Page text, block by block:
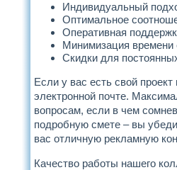
Индивидуальный
Оптимальное
Оперативная
Минимизация времени
Скидки для
Если у вас есть свой
электронной почте.
вопросам, если в чем
подробную смете – вы
вас отличную рекламную
Качество работы нашего